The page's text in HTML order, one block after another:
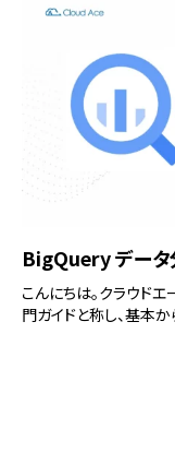
BigQuery データ
こんにちは。クラウド
門ガイドと称し、基本